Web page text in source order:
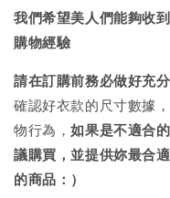
我們希望美人們能夠收
購物經驗
請在訂購前務必做好充
確認好衣款的尺寸數據
物行為，如果是不適合
議購買，並提供妳最合
的商品：）